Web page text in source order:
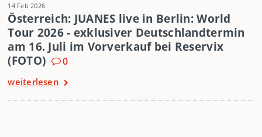
14 Feb 2026
Österreich: JUANES live in Berlin: World
Tour 2026 - exklusiver Deutschlandtermin
am 16. Juli im Vorverkauf bei Reservix
(FOTO)
0
weiterlesen